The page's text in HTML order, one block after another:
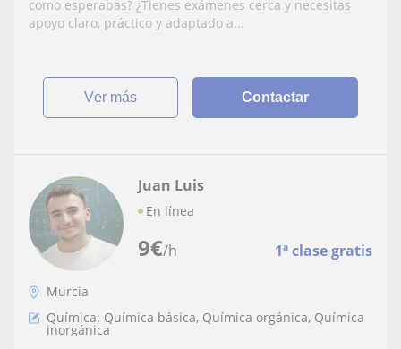
como esperabas? ¿Tienes exámenes cerca y necesitas
apoyo claro, práctico y adaptado a...
ver más Contactar
9€/h 1ª clase gratis
Juan Luis
En línea
Murcia
Química: Química básica, Química orgánica, Química
inorgánica